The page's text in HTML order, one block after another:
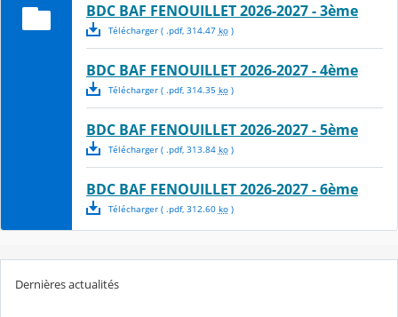
BDC BAF FENOUILLET 2026-2027 - 3ème
Télécharger( .pdf, 314.47 ko)
BDC BAF FENOUILLET 2026-2027 - 4ème
Télécharger( .pdf, 314.35 ko)
BDC BAF FENOUILLET 2026-2027 - 5ème
Télécharger( .pdf, 313.84 ko)
BDC BAF FENOUILLET 2026-2027 - 6ème
Télécharger( .pdf, 312.60 ko)
Dernières actualités